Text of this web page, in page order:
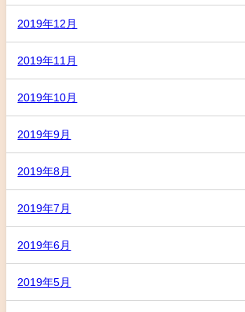
2019年12月
2019年11月
2019年10月
2019年9月
2019年8月
2019年7月
2019年6月
2019年5月